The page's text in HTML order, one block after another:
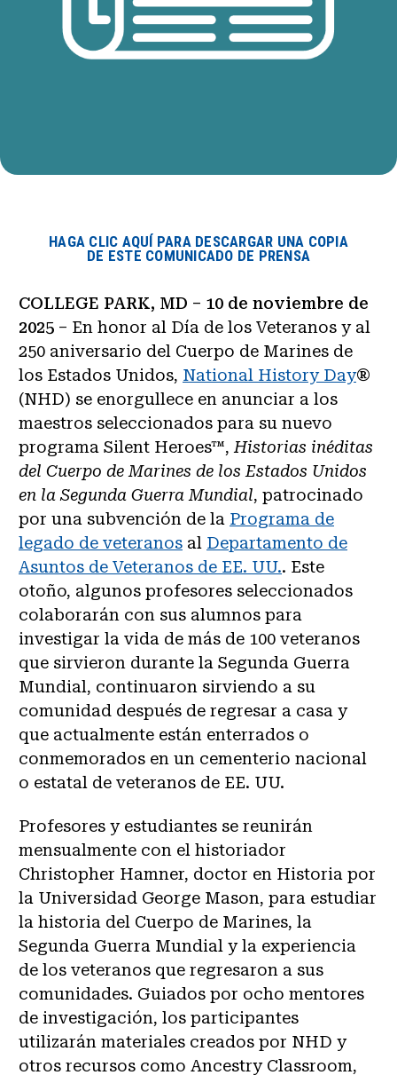
HAGA CLIC AQUÍ PARA DESCARGAR UNA COPIA
DE ESTE COMUNICADO DE PRENSA
COLLEGE PARK, MD – 10 de noviembre de
2025 – En honor al Día de los Veteranos y al
250 aniversario del Cuerpo de Marines de
los Estados Unidos, National History Day®
(NHD) se enorgullece en anunciar a los
maestros seleccionados para su nuevo
programa Silent Heroes™, Historias inéditas
del Cuerpo de Marines de los Estados Unidos
en la Segunda Guerra Mundial, patrocinado
por una subvención de la Programa de
legado de veteranos al Departamento de
Asuntos de Veteranos de EE. UU.. Este
otoño, algunos profesores seleccionados
colaborarán con sus alumnos para
investigar la vida de más de 100 veteranos
que sirvieron durante la Segunda Guerra
Mundial, continuaron sirviendo a su
comunidad después de regresar a casa y
que actualmente están enterrados o
conmemorados en un cementerio nacional
o estatal de veteranos de EE. UU.
Profesores y estudiantes se reunirán
mensualmente con el historiador
Christopher Hamner, doctor en Historia por
la Universidad George Mason, para estudiar
la historia del Cuerpo de Marines, la
Segunda Guerra Mundial y la experiencia
de los veteranos que regresaron a sus
comunidades. Guiados por ocho mentores
de investigación, los participantes
utilizarán materiales creados por NHD y
otros recursos como Ancestry Classroom,